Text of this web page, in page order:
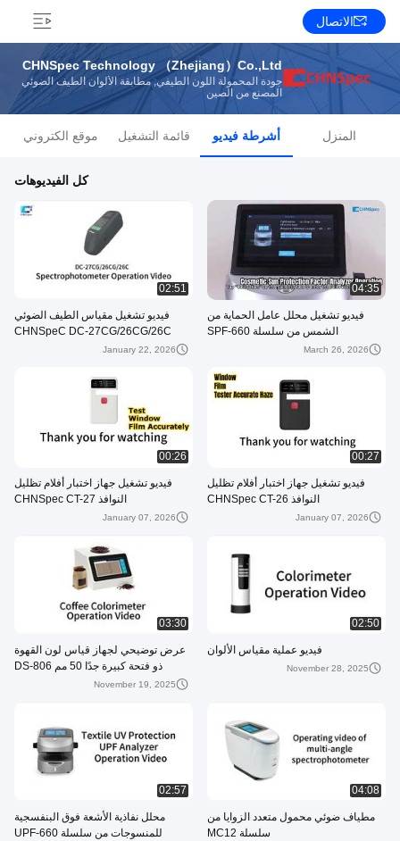
الاتصال
CHNSpec Technology （Zhejiang）Co.,Ltd
جودة المحمولة اللون الطيفي, مطابقة الألوان الطيف الضوئي
المصنع من الصين
المنزل أشرطة فيديو قائمة التشغيل موقع الكتروني
كل الفيديوهات
04:35
فيديو تشغيل محلل عامل الحماية من
الشمس من سلسلة SPF-660
March 26, 2026
02:51
فيديو تشغيل مقياس الطيف الضوئي
CHNSpeC DC-27CG/26CG/26C
January 22, 2026
00:27
فيديو تشغيل جهاز اختبار أفلام تظليل
النوافذ CHNSpec CT-26
January 07, 2026
00:26
فيديو تشغيل جهاز اختبار أفلام تظليل
النوافذ CHNSpec CT-27
January 07, 2026
02:50
فيديو عملية مقياس الألوان
November 28, 2025
03:30
عرض توضيحي لجهاز قياس لون القهوة
ذو فتحة كبيرة جدًا 50 مم DS-806
November 19, 2025
04:08
مطياف ضوئي محمول متعدد الزوايا من
سلسلة MC12
02:57
محلل نفاذية الأشعة فوق البنفسجية
للمنسوجات من سلسلة UPF-660